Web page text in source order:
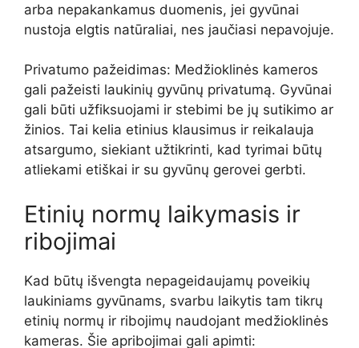
arba nepakankamus duomenis, jei gyvūnai
nustoja elgtis natūraliai, nes jaučiasi nepavojuje.
Privatumo pažeidimas: Medžioklinės kameros
gali pažeisti laukinių gyvūnų privatumą. Gyvūnai
gali būti užfiksuojami ir stebimi be jų sutikimo ar
žinios. Tai kelia etinius klausimus ir reikalauja
atsargumo, siekiant užtikrinti, kad tyrimai būtų
atliekami etiškai ir su gyvūnų gerovei gerbti.
Etinių normų laikymasis ir
ribojimai
Kad būtų išvengta nepageidaujamų poveikių
laukiniams gyvūnams, svarbu laikytis tam tikrų
etinių normų ir ribojimų naudojant medžioklinės
kameras. Šie apribojimai gali apimti: